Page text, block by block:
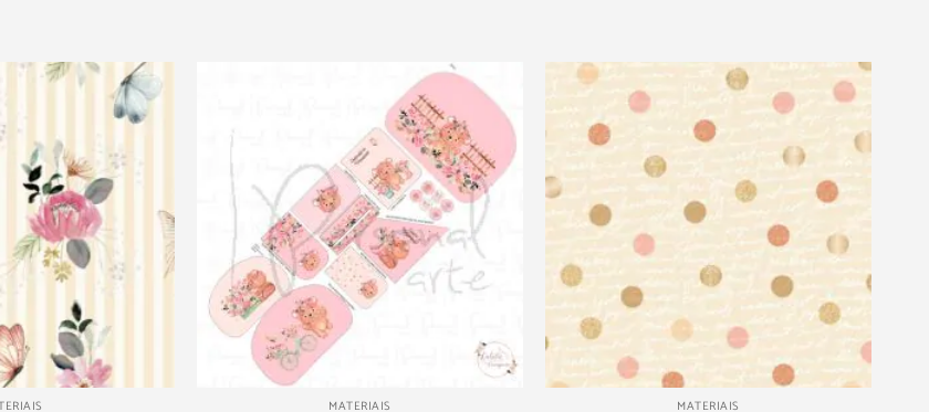
MATERIAIS
+
MATERIAIS